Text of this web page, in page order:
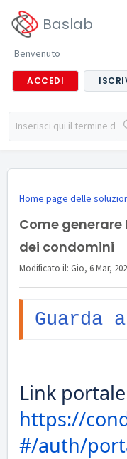
Baslab
Benvenuto
ACCEDI
Home page delle
Come
dei condomini
Modificato il: Gio, 6 Mar,
Guarda
Link
https://
#/auth/